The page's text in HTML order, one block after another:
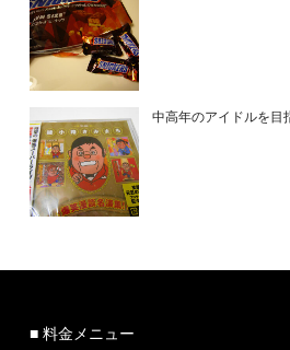
中高年のアイドルを目
■ 料金メニュー